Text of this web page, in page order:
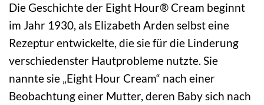
Die Geschichte der Eight Hour® Cream beginnt
im Jahr 1930, als Elizabeth Arden selbst eine
Rezeptur entwickelte, die sie für die Linderung
verschiedenster Hautprobleme nutzte. Sie
nannte sie „Eight Hour Cream“ nach einer
Beobachtung einer Mutter, deren Baby sich nach